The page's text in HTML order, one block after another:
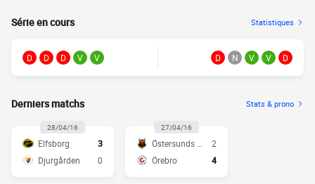
Série en cours Statistiques
D D D V V D N V V D
Derniers matchs Stats & prono
28/04/16
Elfsborg
3
Djurgården
0
27/04/16
2
Örebro
4